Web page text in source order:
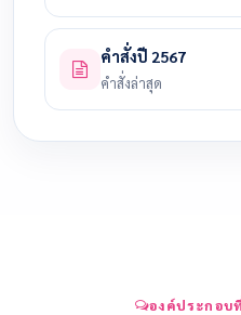
คำสั่งปี 2567
คำสั่งล่าสุด
องค์ประกอบ